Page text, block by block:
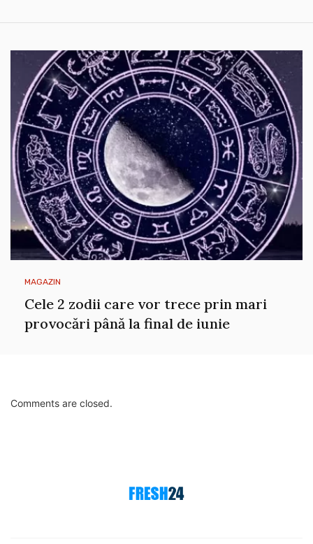
MAGAZIN
Cele 2 zodii care vor trece prin mari
provocări până la final de iunie
Comments are closed.